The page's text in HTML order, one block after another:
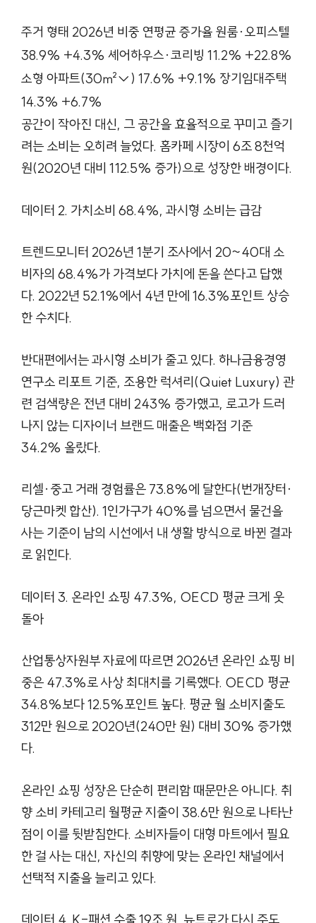
주거 형태 2026년 비중 연평균 증가율 원룸·오피스텔
38.9% +4.3% 셰어하우스·코리빙 11.2% +22.8%
소형 아파트(30㎡↓) 17.6% +9.1% 장기임대주택
14.3% +6.7%
공간이 작아진 대신, 그 공간을 효율적으로 꾸미고 즐기
려는 소비는 오히려 늘었다. 홈카페 시장이 6조 8천억
원(2020년 대비 112.5% 증가)으로 성장한 배경이다.
데이터 2. 가치소비 68.4%, 과시형 소비는 급감
트렌드모니터 2026년 1분기 조사에서 20~40대 소
비자의 68.4%가 가격보다 가치에 돈을 쓴다고 답했
다. 2022년 52.1%에서 4년 만에 16.3%포인트 상승
한 수치다.
반대편에서는 과시형 소비가 줄고 있다. 하나금융경영
연구소 리포트 기준, 조용한 럭셔리(Quiet Luxury) 관
련 검색량은 전년 대비 243% 증가했고, 로고가 드러
나지 않는 디자이너 브랜드 매출은 백화점 기준
34.2% 올랐다.
리셀·중고 거래 경험률은 73.8%에 달한다(번개장터·
당근마켓 합산). 1인가구가 40%를 넘으면서 물건을
사는 기준이 남의 시선에서 내 생활 방식으로 바뀐 결과
로 읽힌다.
데이터 3. 온라인 쇼핑 47.3%, OECD 평균 크게 웃
돌아
산업통상자원부 자료에 따르면 2026년 온라인 쇼핑 비
중은 47.3%로 사상 최대치를 기록했다. OECD 평균
34.8%보다 12.5%포인트 높다. 평균 월 소비지출도
312만 원으로 2020년(240만 원) 대비 30% 증가했
다.
온라인 쇼핑 성장은 단순히 편리함 때문만은 아니다. 취
향 소비 카테고리 월평균 지출이 38.6만 원으로 나타난
점이 이를 뒷받침한다. 소비자들이 대형 마트에서 필요
한 걸 사는 대신, 자신의 취향에 맞는 온라인 채널에서
선택적 지출을 늘리고 있다.
데이터 4. K-패션 수출 19조 원, 뉴트로가 다시 주도